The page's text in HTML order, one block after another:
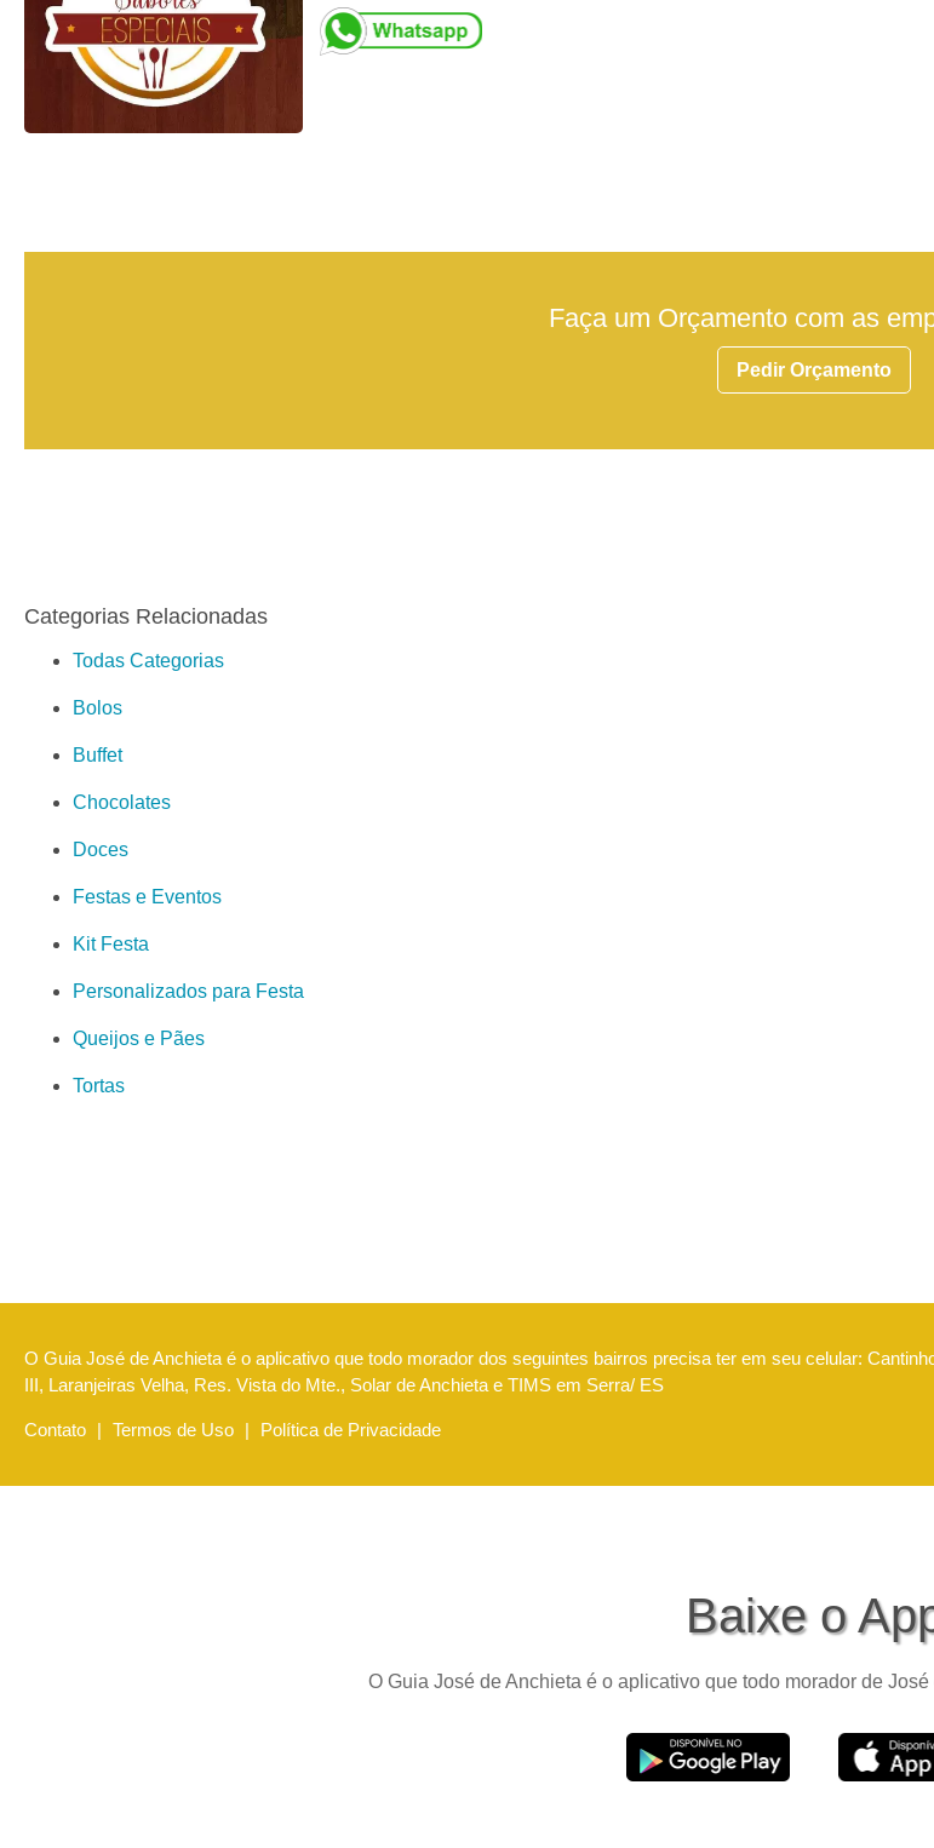
Faça um Orçamento com as
Pedir Orçamento
Categorias Relacionadas
Todas Categorias
Bolos
Buffet
Chocolates
Doces
Festas e Eventos
Kit Festa
Personalizados para Festa
Queijos e Pães
Tortas
O Guia José de Anchieta é o aplicativo que todo morador dos seguintes bairros precisa ter em seu celular:
III, Laranjeiras Velha, Res. Vista do Mte., Solar de Anchieta e TIMS em Serra/ ES
Contato | Termos de Uso | Política de Privacidade
Baixe o
O Guia José de Anchieta é o aplicativo que todo morador de